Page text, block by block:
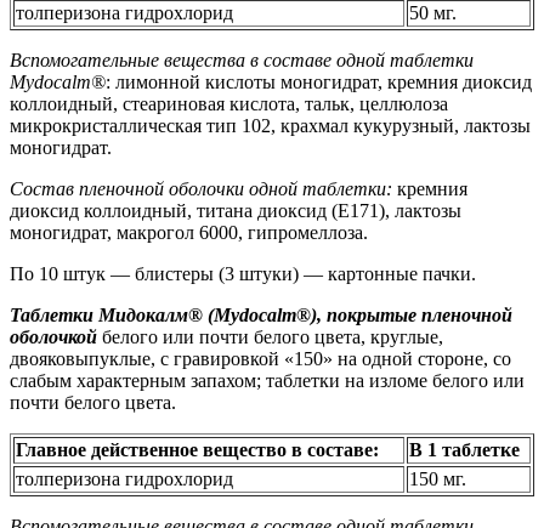
толперизона гидрохлорид
50 мг.
Вспомогательные вещества в составе одной таблетки
Mydocalm®: лимонной кислоты моногидрат, кремния диоксид
коллоидный, стеариновая кислота, тальк, целлюлоза
микрокристаллическая тип 102, крахмал кукурузный, лактозы
моногидрат.
Состав пленочной оболочки одной таблетки: кремния
диоксид коллоидный, титана диоксид (E171), лактозы
моногидрат, макрогол 6000, гипромеллоза.
По 10 штук — блистеры (3 штуки) — картонные пачки.
Таблетки Мидокалм® (Mydocalm®), покрытые пленочной
оболочкой белого или почти белого цвета, круглые,
двояковыпуклые, с гравировкой «150» на одной стороне, со
слабым характерным запахом; таблетки на изломе белого или
почти белого цвета.
Главное действенное вещество в составе:
В 1 таблетке
толперизона гидрохлорид
150 мг.